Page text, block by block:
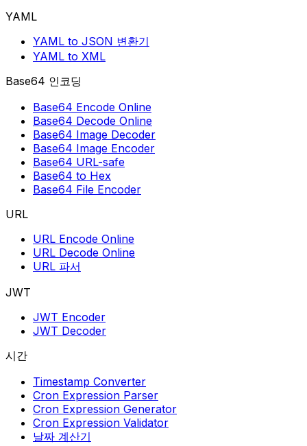
YAML
YAML to JSON 변환기
YAML to XML
Base64 인코딩
Base64 Encode Online
Base64 Decode Online
Base64 Image Decoder
Base64 Image Encoder
Base64 URL-safe
Base64 to Hex
Base64 File Encoder
URL
URL Encode Online
URL Decode Online
URL 파서
JWT
JWT Encoder
JWT Decoder
시간
Timestamp Converter
Cron Expression Parser
Cron Expression Generator
Cron Expression Validator
날짜 계산기